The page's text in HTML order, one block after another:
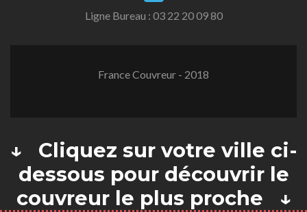
Ligne Bureau : 03 22 20 09 80
France Couvreur - 2018
↓ Cliquez sur votre ville ci-
dessous pour découvrir le
couvreur le plus proche ↓